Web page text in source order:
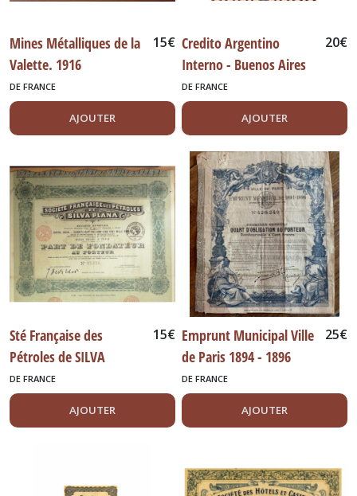
Mines Métalliques de la
Valette. 1916
15€
DE FRANCE
AJOUTER
Credito Argentino
Interno - Buenos Aires
1956
20€
DE FRANCE
AJOUTER
Sté Française des
Pétroles de SILVA
PLANA
15€
DE FRANCE
AJOUTER
Emprunt Municipal Ville
de Paris 1894 - 1896
25€
DE FRANCE
AJOUTER